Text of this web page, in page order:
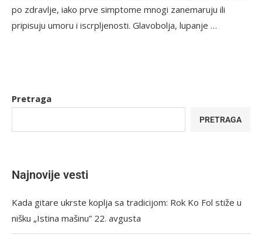
po zdravlje, iako prve simptome mnogi zanemaruju ili
pripisuju umoru i iscrpljenosti. Glavobolja, lupanje …
Pretraga
PRETRAGA
Najnovije vesti
Kada gitare ukrste koplja sa tradicijom: Rok Ko Fol stiže u
nišku „Istina mašinu” 22. avgusta